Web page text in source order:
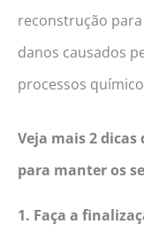
reconstrução
danos causados
processos
Veja mais 2 dicas
para manter os
1. Faça a